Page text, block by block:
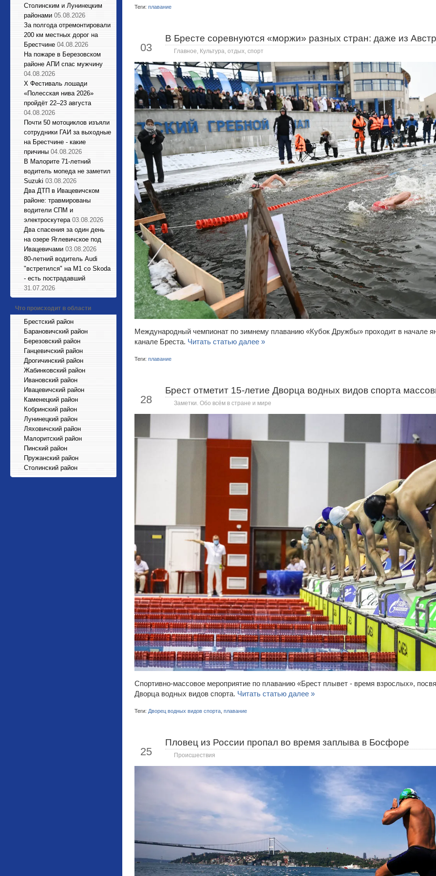
Столинским и Лунинецким
районами 05.08.2026
За полгода отремонтировали
200 км местных дорог на
Брестчине 04.08.2026
На пожаре в Березовском
районе АПИ спас мужчину
04.08.2026
X Фестиваль лошади
«Полесская нива 2026»
пройдёт 22–23 августа
04.08.2026
Почти 50 мотоциклов изъяли
сотрудники ГАИ за выходные
на Брестчине - какие
причины 04.08.2026
В Малорите 71-летний
водитель мопеда не заметил
Suzuki 03.08.2026
Два ДТП в Ивацевичском
районе: травмированы
водители СПМ и
электроскутера 03.08.2026
Два спасения за один день
на озере Яглевичское под
Ивацевичами 03.08.2026
80-летний водитель Audi
"встретился" на М1 со Skoda
- есть пострадавший
31.07.2026
Что происходит в области
Брестский район
Барановичский район
Березовский район
Ганцевичский район
Дрогичинский район
Жабинковский район
Ивановский район
Ивацевичский район
Каменецкий район
Кобринский район
Лунинецкий район
Ляховичский район
Малоритский район
Пинский район
Пружанский район
Столинский район
Теги: плавание
03
В Бресте cоревнуются «моржи» разных стран: даже из
Главное Культура, отдых, спорт
Международный чемпионат по зимнему плаванию «Кубок Дружбы» проходит в начале
канале Бреста. Читать статью далее »
Теги: плавание
28
Брест отметит 15-летие Дворца водных видов спорта
Заметки. Обо всём в стране и мире
Спортивно-массовое мероприятие по плаванию «Брест плывет - время взрослых»,
Дворца водных видов спорта. Читать статью далее »
Теги: Дворец водных видов спорта плавание
25
Пловец из России пропал во время заплыва в Босфоре
Происшествия